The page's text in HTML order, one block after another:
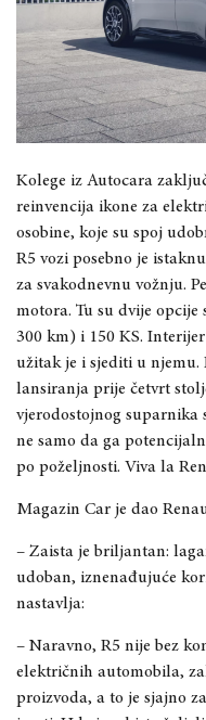
Kolege iz Autocara
reinvencija ikone za
osobine, koje su spoj
R5 vozi posebno je
za svakodnevnu vožnju.
motora. Tu su dvije
300 km) i 150 KS.
užitak je i sjediti u njemu.
lansiranja prije četvrt
vjerodostojnog suparnika
ne samo da ga
po poželjnosti. Viva la
Magazin Car je dao
– Zaista je briljantan:
udoban, iznenađujuće
nastavlja:
– Naravno, R5 nije bez
električnih automobila,
proizvoda, a to je sjajno